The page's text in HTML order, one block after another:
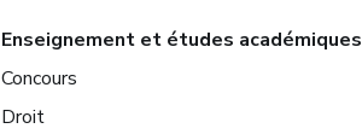
Enseignement et études académiques
Concours
Droit